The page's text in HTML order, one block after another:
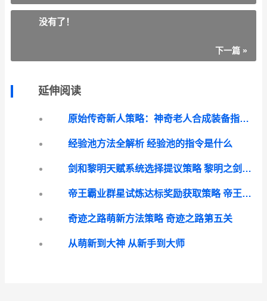
没有了！
下一篇 »
延伸阅读
原始传奇新人策略：神奇老人合成装备指导 原始传奇新手教程
经验池方法全解析 经验池的指令是什么
剑和黎明天赋系统选择提议策略 黎明之剑 cp
帝王霸业群星试炼达标奖励获取策略 帝王霸业群星试炼怎么过
奇迹之路萌新方法策略 奇迹之路第五关
从萌新到大神 从新手到大师